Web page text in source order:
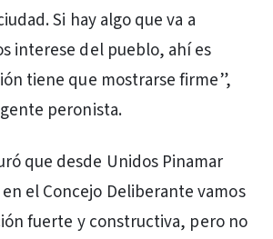
Si hay algo que va a
interese del pueblo, ahí es
tiene que mostrarse firme”,
peronista.
que desde Unidos Pinamar
el Concejo Deliberante vamos
fuerte y constructiva, pero no